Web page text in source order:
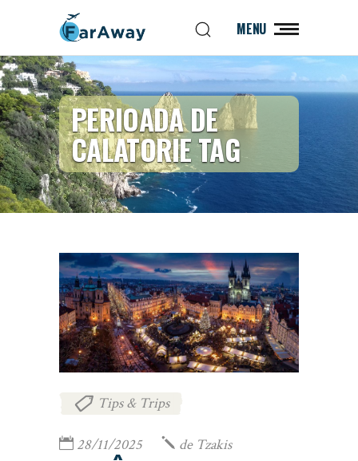
MENU
PERIOADA DE
CALATORIE TAG
Tips & Trips
28/11/2025 de Tzakis